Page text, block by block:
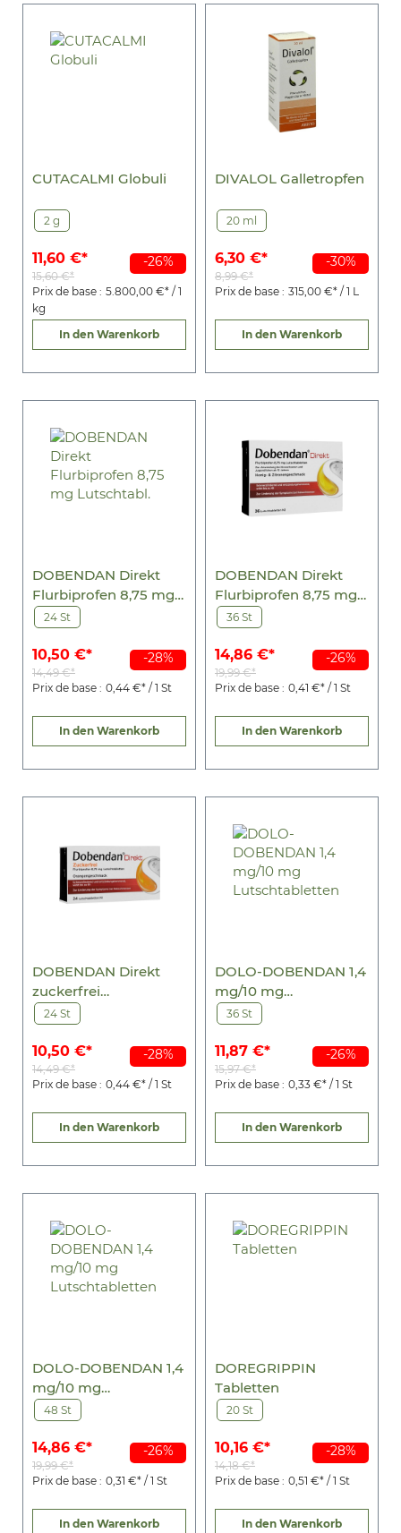
-26%
CUTACALMI Globuli
2 g
11,60 €*
15,60 €*
Prix de base : 5.800,00 €* / 1
kg
In den Warenkorb
-30%
DIVALOL Galletropfen
20 ml
6,30 €*
8,99 €*
Prix de base : 315,00 €* / 1 L
In den Warenkorb
-28%
DOBENDAN Direkt
Flurbiprofen 8,75 mg
Lutschtabl.
24 St
10,50 €*
14,49 €*
Prix de base : 0,44 €* / 1 St
In den Warenkorb
-26%
DOBENDAN Direkt
Flurbiprofen 8,75 mg
Lutschtabl.
36 St
14,86 €*
19,99 €*
Prix de base : 0,41 €* / 1 St
In den Warenkorb
-28%
DOBENDAN Direkt
zuckerfrei
Flurbiprofen 8,75mg
Lut
24 St
10,50 €*
14,49 €*
Prix de base : 0,44 €* / 1 St
In den Warenkorb
-26%
DOLO-DOBENDAN 1,4
mg/10 mg
Lutschtabletten
36 St
11,87 €*
15,97 €*
Prix de base : 0,33 €* / 1 St
In den Warenkorb
-26%
DOLO-DOBENDAN 1,4
mg/10 mg
Lutschtabletten
48 St
14,86 €*
19,99 €*
Prix de base : 0,31 €* / 1 St
In den Warenkorb
-28%
DOREGRIPPIN
Tabletten
20 St
10,16 €*
14,18 €*
Prix de base : 0,51 €* / 1 St
In den Warenkorb